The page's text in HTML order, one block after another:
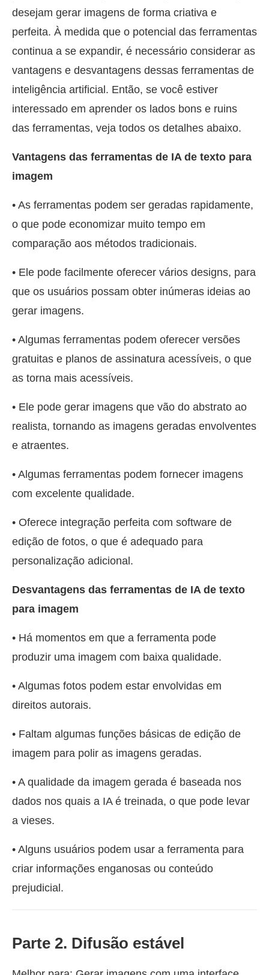
desejam gerar imagens de forma criativa e
perfeita. À medida que o potencial das ferramentas
continua a se expandir, é necessário considerar as
vantagens e desvantagens dessas ferramentas de
inteligência artificial. Então, se você estiver
interessado em aprender os lados bons e ruins
das ferramentas, veja todos os detalhes abaixo.
Vantagens das ferramentas de IA de texto para
imagem
• As ferramentas podem ser geradas rapidamente,
o que pode economizar muito tempo em
comparação aos métodos tradicionais.
• Ele pode facilmente oferecer vários designs, para
que os usuários possam obter inúmeras ideias ao
gerar imagens.
• Algumas ferramentas podem oferecer versões
gratuitas e planos de assinatura acessíveis, o que
as torna mais acessíveis.
• Ele pode gerar imagens que vão do abstrato ao
realista, tornando as imagens geradas envolventes
e atraentes.
• Algumas ferramentas podem fornecer imagens
com excelente qualidade.
• Oferece integração perfeita com software de
edição de fotos, o que é adequado para
personalização adicional.
Desvantagens das ferramentas de IA de texto
para imagem
• Há momentos em que a ferramenta pode
produzir uma imagem com baixa qualidade.
• Algumas fotos podem estar envolvidas em
direitos autorais.
• Faltam algumas funções básicas de edição de
imagem para polir as imagens geradas.
• A qualidade da imagem gerada é baseada nos
dados nos quais a IA é treinada, o que pode levar
a vieses.
• Alguns usuários podem usar a ferramenta para
criar informações enganosas ou conteúdo
prejudicial.
Parte 2. Difusão estável